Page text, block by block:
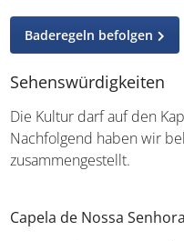
Baderegeln befolgen
Sehenswürdigkeiten
Die Kultur darf auf den
Nachfolgend haben wir
zusammengestellt.
Capela de Nossa